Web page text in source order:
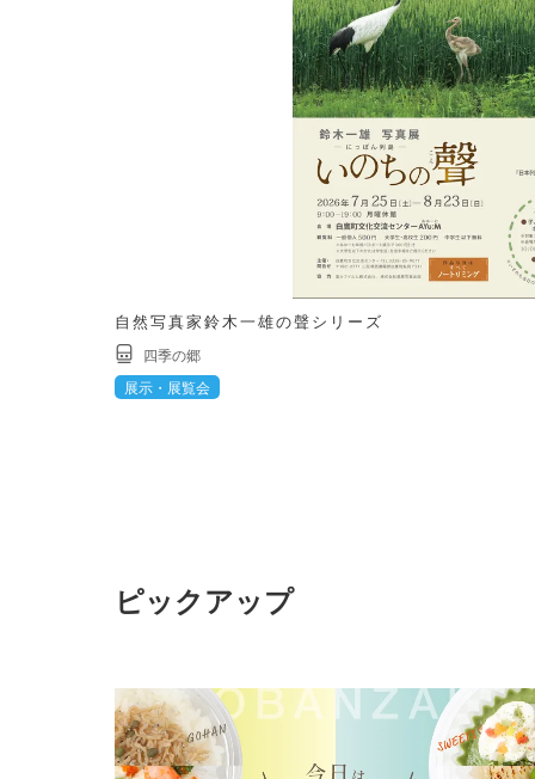
自然写真家鈴木一雄の聲シリーズ
四季の郷
展示・展覧会
ピックアップ